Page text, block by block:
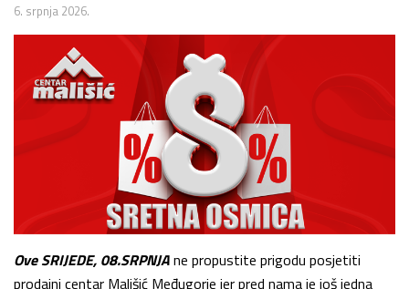
6. srpnja 2026.
Ove SRIJEDE, 08.SRPNJAne propustite prigodu posjetiti
prodajni centar Mališić Međugorje jer pred nama je još jedna